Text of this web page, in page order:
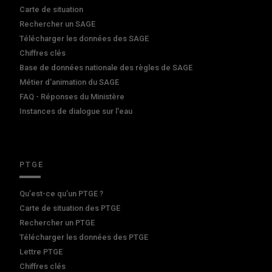
Carte de situation
Rechercher un SAGE
Télécharger les données des SAGE
Chiffres clés
Base de données nationale des règles de SAGE
Métier d'animation du SAGE
FAQ - Réponses du Ministère
Instances de dialogue sur l'eau
PTGE
Qu’est-ce qu’un PTGE ?
Carte de situation des PTGE
Rechercher un PTGE
Télécharger les données des PTGE
Lettre PTGE
Chiffres clés